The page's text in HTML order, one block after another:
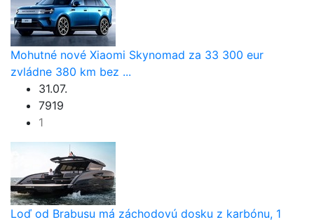
Mohutné nové Xiaomi Skynomad za 33 300 eur
zvládne 380 km bez ...
31.07.
7919
1
Loď od Brabusu má záchodovú dosku z karbónu, 1